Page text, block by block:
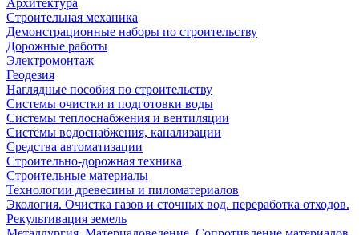
Архитектура
Cтроительная механика
Демонстрационные наборы по строительству
Дорожные работы
Электромонтаж
Геодезия
Наглядные пособия по строительству
Системы очистки и подготовки воды
Системы теплоснабжения и вентиляции
Системы водоснабжения, канализации
Средства автоматизации
Строительно-дорожная техника
Строительные материалы
Технологии древесины и пиломатериалов
Экология. Очистка газов и сточных вод. переработка отходов.
Рекультивация земель